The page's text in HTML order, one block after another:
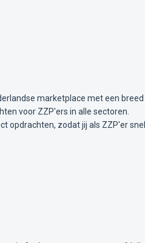
marketplace met een breed
voor ZZP'ers in alle sectoren.
opdrachten, zodat jij als ZZP'er snel